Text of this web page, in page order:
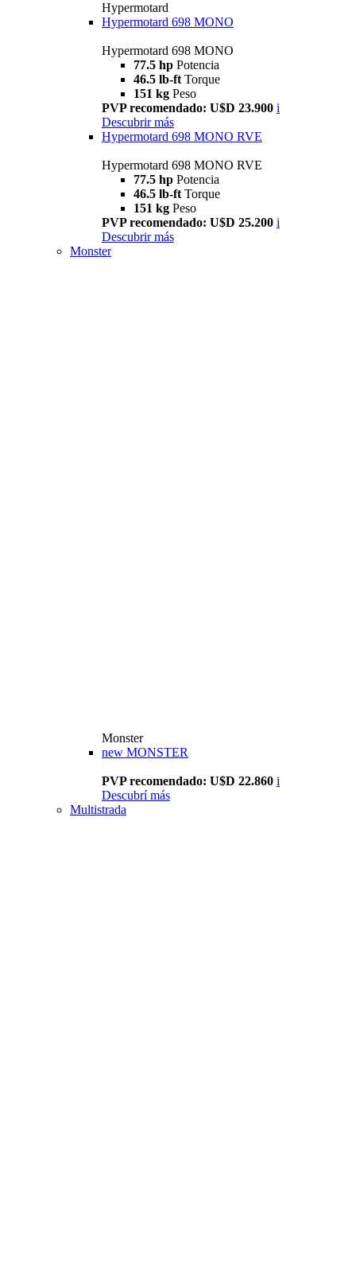
Hypermotard
Hypermotard 698 MONO
Hypermotard 698 MONO
77.5 hp Potencia
46.5 lb-ft Torque
151 kg Peso
PVP recomendado: U$D 23.900 i
Descubrir más
Hypermotard 698 MONO RVE
Hypermotard 698 MONO RVE
77.5 hp Potencia
46.5 lb-ft Torque
151 kg Peso
PVP recomendado: U$D 25.200 i
Descubrir más
Monster
Monster
new MONSTER
PVP recomendado: U$D 22.860 i
Descubrí más
Multistrada